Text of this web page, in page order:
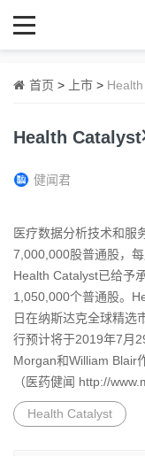
首页 > 上市 >
Health Catalyst
健闻君
医疗数据分析技术和服
7,000,000股普通股，
Health Catalyst已给予
1,050,000个普通股。
日在纳斯达克全球精选
行预计将于2019年7月
Morgan和William Blair
（医药健闻 http://
Health Catalyst